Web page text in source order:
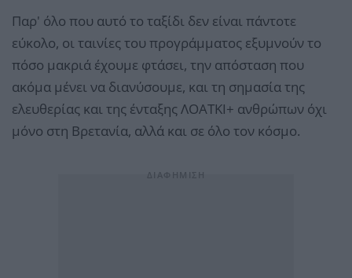
Παρ' όλο που αυτό το ταξίδι δεν είναι πάντοτε
εύκολο, οι ταινίες του προγράμματος εξυμνούν το
πόσο μακριά έχουμε φτάσει, την απόσταση που
ακόμα μένει να διανύσουμε, και τη σημασία της
ελευθερίας και της ένταξης ΛΟΑΤΚΙ+ ανθρώπων όχι
μόνο στη Βρετανία, αλλά και σε όλο τον κόσμο.